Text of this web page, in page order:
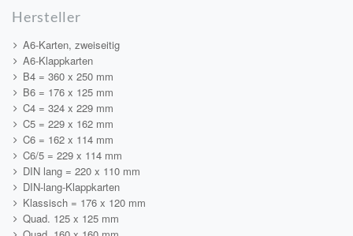
Hersteller
A6-Karten, zweiseitig
A6-Klappkarten
B4 = 360 x 250 mm
B6 = 176 x 125 mm
C4 = 324 x 229 mm
C5 = 229 x 162 mm
C6 = 162 x 114 mm
C6/5 = 229 x 114 mm
DIN lang = 220 x 110 mm
DIN-lang-Klappkarten
Klassisch = 176 x 120 mm
Quad. 125 x 125 mm